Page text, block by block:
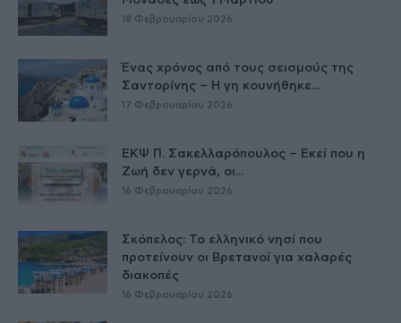
18 Φεβρουαρίου 2026
Ένας χρόνος από τους σεισμούς της
Σαντορίνης – Η γη κουνήθηκε...
17 Φεβρουαρίου 2026
ΕΚΨ Π. Σακελλαρόπουλος – Εκεί που η
Ζωή δεν γερνά, οι...
16 Φεβρουαρίου 2026
Σκόπελος: Το ελληνικό νησί που
προτείνουν οι Βρετανοί για χαλαρές
διακοπές
16 Φεβρουαρίου 2026